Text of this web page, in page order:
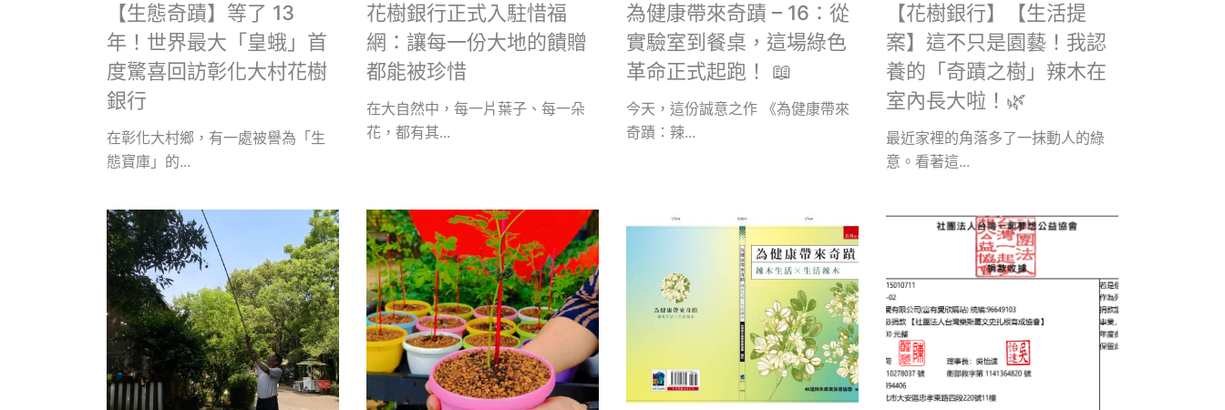
【生態奇蹟】等了 13
年！世界最大「皇蛾」首
度驚喜回訪彰化大村花樹
銀行
在彰化大村鄉，有一處被譽為「生
態寶庫」的...
花樹銀行正式入駐惜福
網：讓每一份大地的饋贈
都能被珍惜
在大自然中，每一片葉子、每一朵
花，都有其...
為健康帶來奇蹟 – 16：從
實驗室到餐桌，這場綠色
革命正式起跑！ 📖
今天，這份誠意之作 《為健康帶來
奇蹟：辣...
【花樹銀行】【生活提
案】這不只是園藝！我認
養的「奇蹟之樹」辣木在
室內長大啦！🌿
最近家裡的角落多了一抹動人的綠
意。看著這...